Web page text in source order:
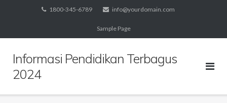
1800-345-6789 info@yourdomain.com
Sample Page
Informasi Pendidikan Terbagus
2024